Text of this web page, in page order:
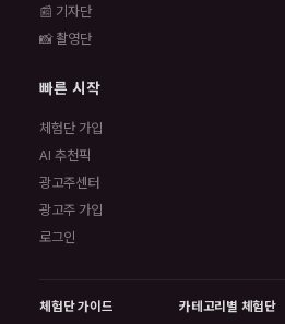
📰 기자단
📸 촬영단
빠른 시작
체험단 가입
AI 추천픽
광고주센터
광고주 가입
로그인
체험단 가이드
카테고리별 체험단